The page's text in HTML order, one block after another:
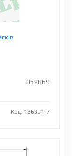
05P869
Код: 186391-7